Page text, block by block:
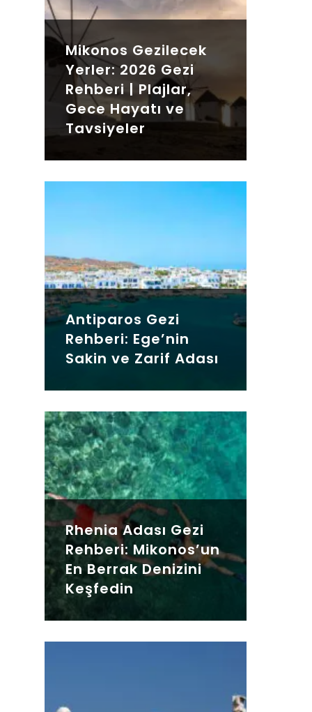
Mikonos Gezilecek
Yerler: 2026 Gezi
Rehberi | Plajlar,
Gece Hayatı ve
Tavsiyeler
Antiparos Gezi
Rehberi: Ege’nin
Sakin ve Zarif Adası
Rhenia Adası Gezi
Rehberi: Mikonos’un
En Berrak Denizini
Keşfedin